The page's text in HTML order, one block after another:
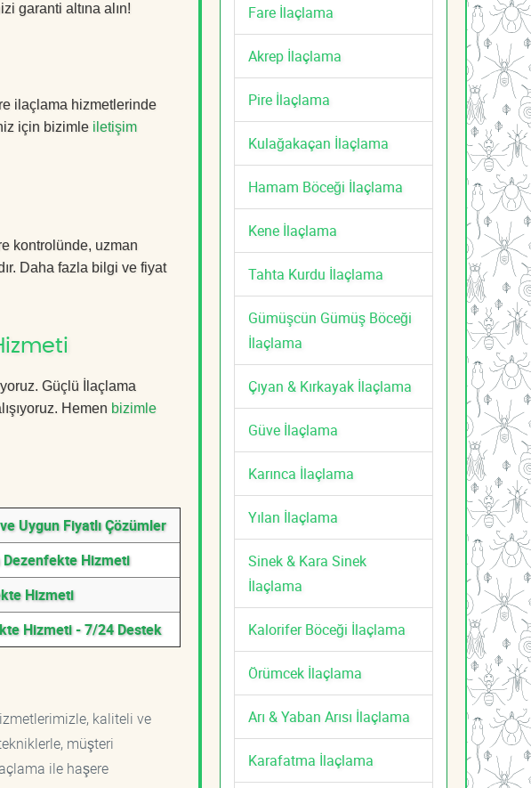
garanti altına alın!
ilaçlama hizmetlerinde
için bizimle iletişim
kontrolünde, uzman
Daha fazla bilgi ve fiyat
Güçlü İlaçlama
Hemen bizimle
Uygun Fiyatlı Çözümler
Dezenfekte Hizmeti
Hizmeti
Hizmeti - 7/24 Destek
kaliteli ve
müşteri
ile haşere
Fare İlaçlama
Akrep İlaçlama
Pire İlaçlama
Kulağakaçan İlaçlama
Hamam Böceği İlaçlama
Kene İlaçlama
Tahta Kurdu İlaçlama
Gümüşcün Gümüş Böceği
İlaçlama
Çıyan & Kırkayak İlaçlama
Güve İlaçlama
Karınca İlaçlama
Yılan İlaçlama
Sinek & Kara Sinek
İlaçlama
Kalorifer Böceği İlaçlama
Örümcek İlaçlama
Arı & Yaban Arısı İlaçlama
Karafatma İlaçlama